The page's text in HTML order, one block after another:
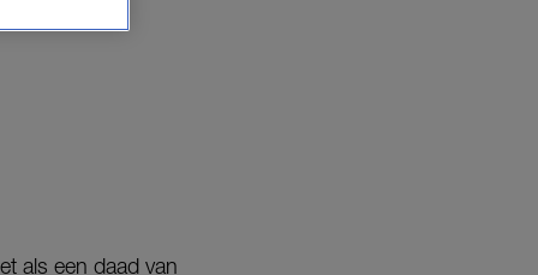
als een daad van